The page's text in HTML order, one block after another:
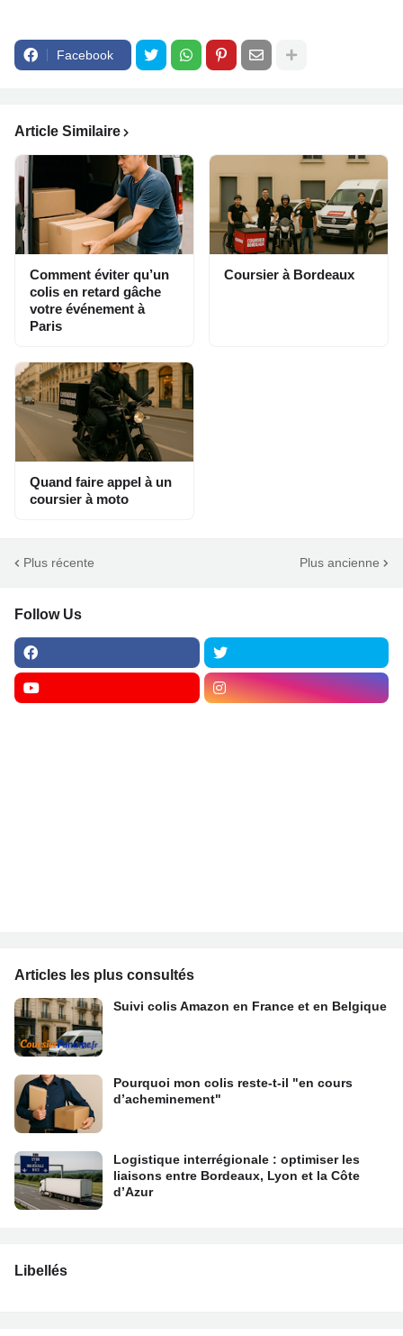
Facebook
Article Similaire
Comment éviter qu’un
colis en retard gâche
votre événement à
Paris
Coursier à Bordeaux
Quand faire appel à un
coursier à moto
Plus récente Plus ancienne
Follow Us
Articles les plus consultés
Suivi colis Amazon en France et en Belgique
Pourquoi mon colis reste-t-il "en cours
d’acheminement"
Logistique interrégionale : optimiser les
liaisons entre Bordeaux, Lyon et la Côte
d’Azur
Libellés